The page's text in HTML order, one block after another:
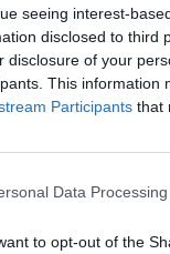
seeing interest-
disclosed to third
disclosure of your
This information
Participants that
Data
to opt-out of the